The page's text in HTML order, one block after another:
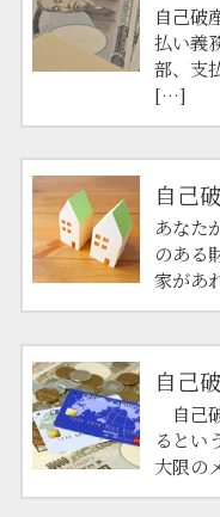
自己破
払い義
部、支
[…]
自己
あなた
のある
家があ
自己
自己
るとい
大限の